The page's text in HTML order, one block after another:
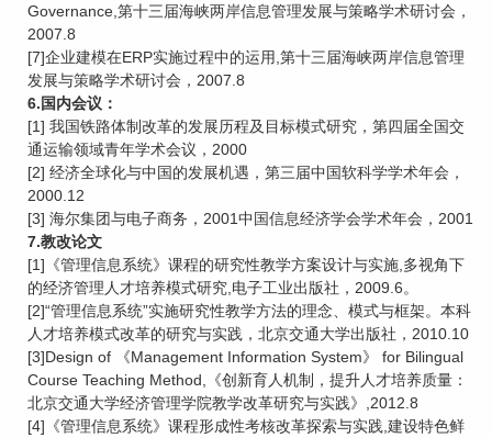
Governance,第十三届海峡两岸信息管理发展与策略学术研讨会，
2007.8
[7]企业建模在ERP实施过程中的运用,第十三届海峡两岸信息管理
发展与策略学术研讨会，2007.8
6.国内会议：
[1] 我国铁路体制改革的发展历程及目标模式研究，第四届全国交
通运输领域青年学术会议，2000
[2] 经济全球化与中国的发展机遇，第三届中国软科学学术年会，
2000.12
[3] 海尔集团与电子商务，2001中国信息经济学会学术年会，2001
7.教改论文
[1]《管理信息系统》课程的研究性教学方案设计与实施,多视角下
的经济管理人才培养模式研究,电子工业出版社，2009.6。
[2]“管理信息系统”实施研究性教学方法的理念、模式与框架。本科
人才培养模式改革的研究与实践，北京交通大学出版社，2010.10
[3]Design of 《Management Information System》 for Bilingual
Course Teaching Method,《创新育人机制，提升人才培养质量：
北京交通大学经济管理学院教学改革研究与实践》,2012.8
[4]《管理信息系统》课程形成性考核改革探索与实践,建设特色鲜